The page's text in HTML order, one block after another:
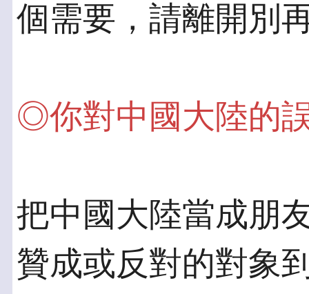
個需要，請離開別
◎你對中國大陸的
把中國大陸當成朋
贊成或反對的對象